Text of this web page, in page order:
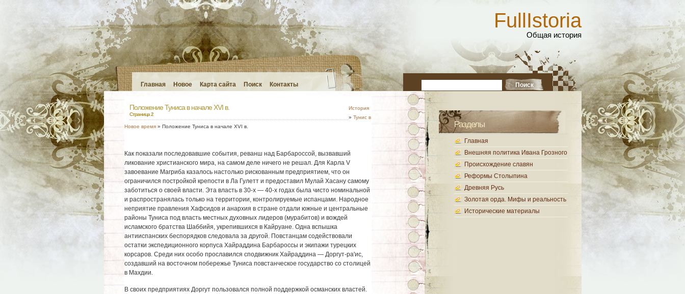
FullIstoria
Общая история
Главная Новое Карта сайта Поиск Контакты
Положение Туниса в начале XVI в.
Страница 2
История
» Тунис в
Новое время» Положение Туниса в начале XVI в.
Как показали последовавшие события, реванш над Барбароссой, вызвавший
ликование христианского мира, на самом деле ничего не решал. Для Карла V
завоевание Магриба казалось настолько рискованным предприятием, что он
ограничился постройкой крепости в Ла Гулетт и предоставил Мулай Хасану самому
заботиться о своей власти. Эта власть в 30-х — 40-х годах была чисто номинальной
и распространялась только на территории, контролируемые испанцами. Народное
неприятие правления Хафсидов и анархия в стране отдали южные и центральные
районы Туниса под власть местных духовных лидеров (мурабитов) и вождей
исламского братства Шаббийя, укрепившихся в Кайруане. Одна вспышка
антииспанских беспорядков следовала за другой. Повстанцам содействовали
остатки экспедиционного корпуса Хайраддина Барбароссы и экипажи турецких
корсаров. Среди них особо прославился сподвижник Хайраддина — Доргут-ра'ис,
создавший на восточном побережье Туниса повстанческое государство со столицей
в Махдии.
В своих предприятиях Доргут пользовался полной поддержкой османских властей.
Разделы
Главная
Внешняя политика Ивана Грозного
Происхождение славян
Реформы Столыпина
Древняя Русь
Золотая орда. Мифы и реальность
Исторические материалы